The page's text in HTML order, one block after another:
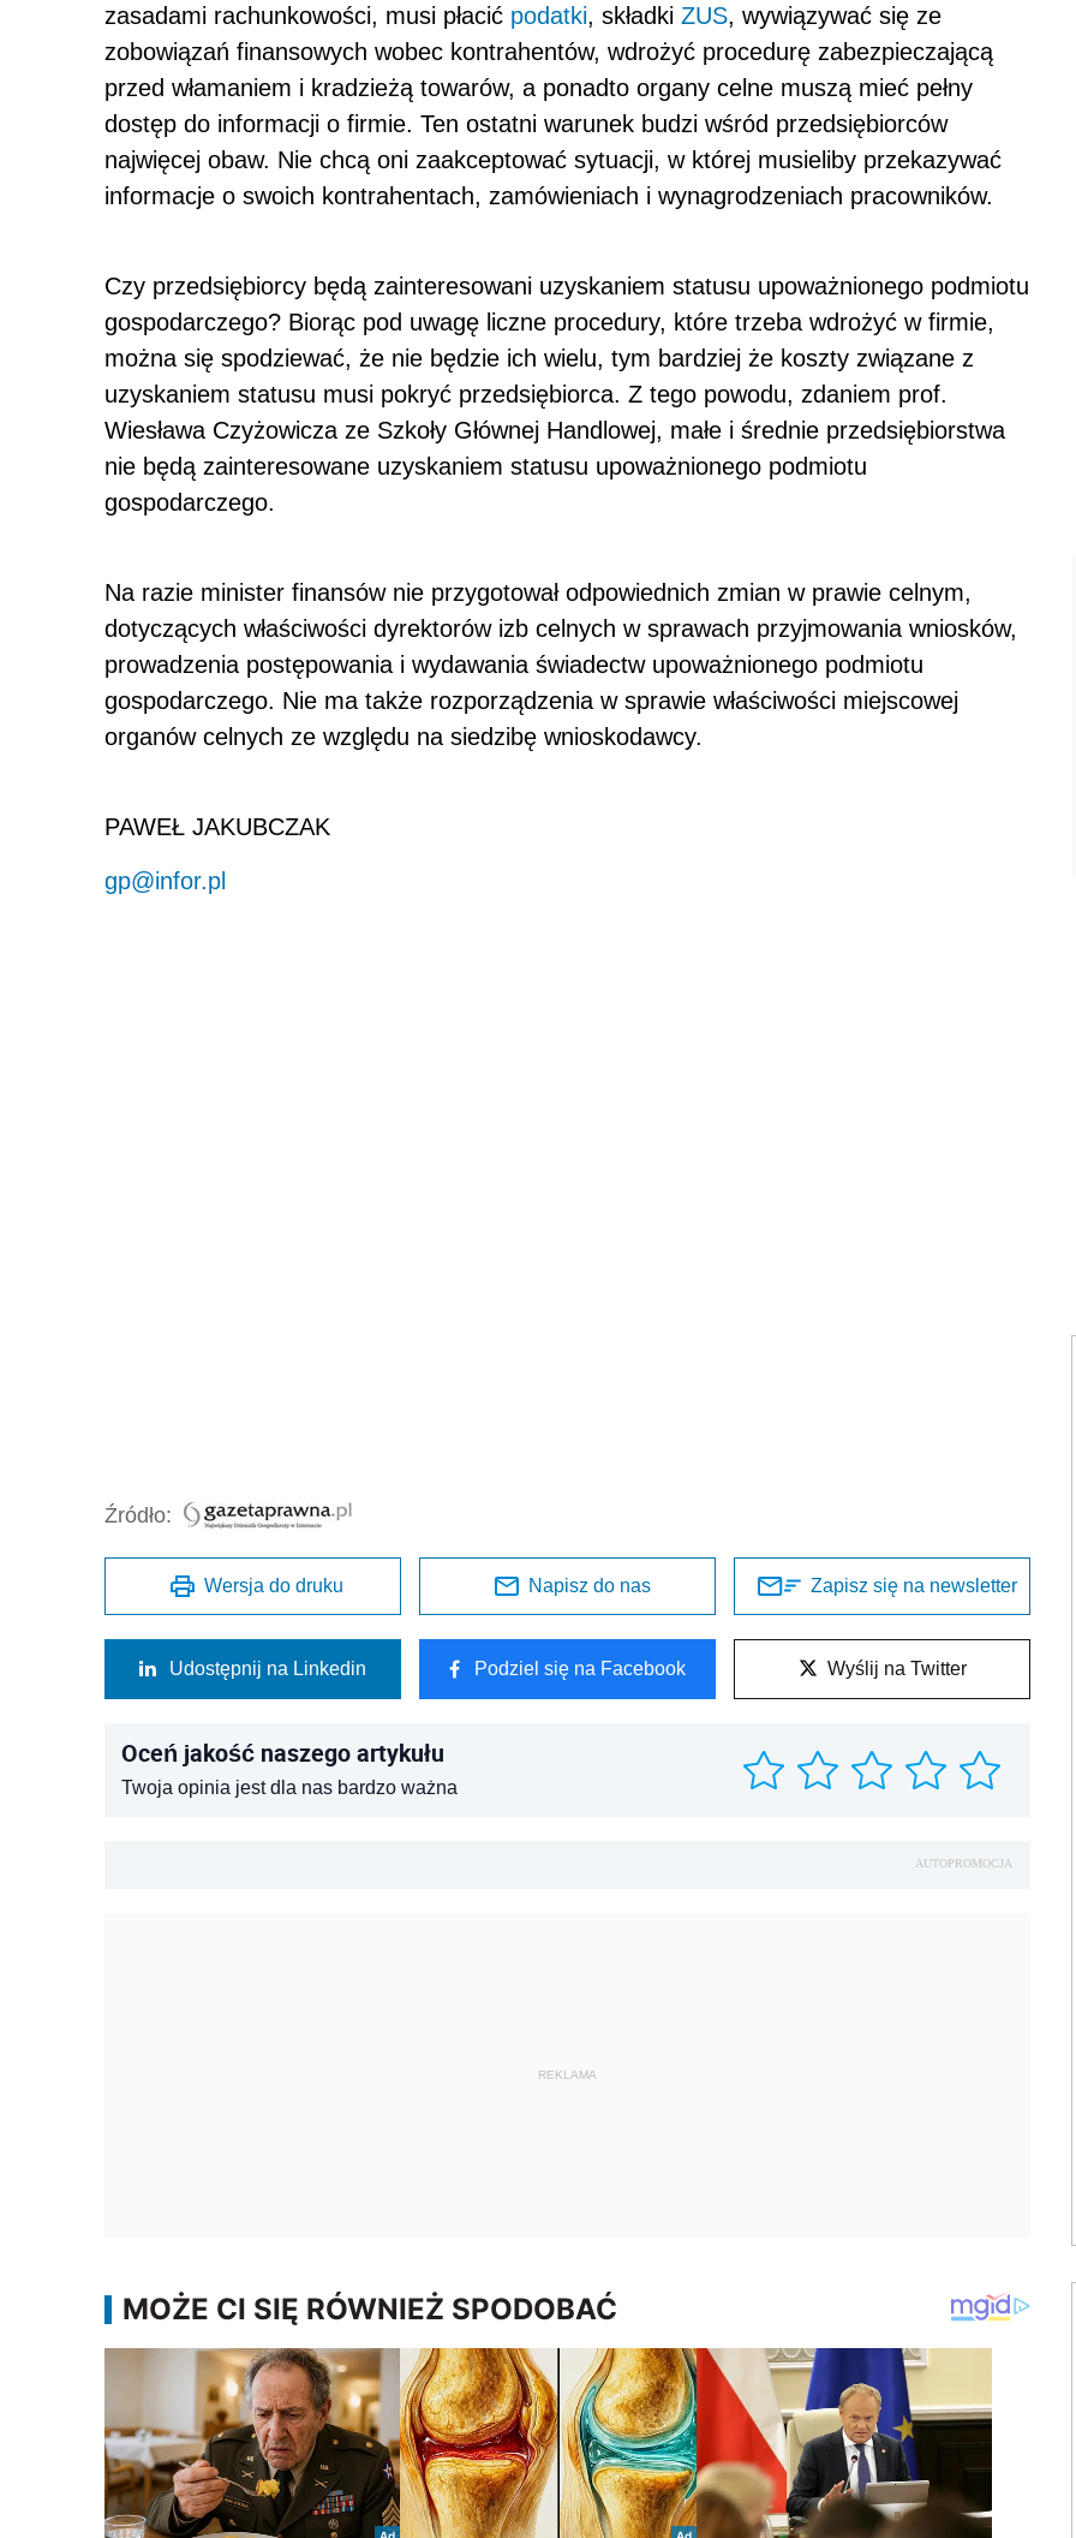
zasadami rachunkowości, musi płacić podatki, składki ZUS, wywiązywać się ze
zobowiązań finansowych wobec kontrahentów, wdrożyć procedurę zabezpieczającą
przed włamaniem i kradzieżą towarów, a ponadto organy celne muszą mieć pełny
dostęp do informacji o firmie. Ten ostatni warunek budzi wśród przedsiębiorców
najwięcej obaw. Nie chcą oni zaakceptować sytuacji, w której musieliby przekazywać
informacje o swoich kontrahentach, zamówieniach i wynagrodzeniach pracowników.
Czy przedsiębiorcy będą zainteresowani uzyskaniem statusu upoważnionego podmiotu
gospodarczego? Biorąc pod uwagę liczne procedury, które trzeba wdrożyć w firmie,
można się spodziewać, że nie będzie ich wielu, tym bardziej że koszty związane z
uzyskaniem statusu musi pokryć przedsiębiorca. Z tego powodu, zdaniem prof.
Wiesława Czyżowicza ze Szkoły Głównej Handlowej, małe i średnie przedsiębiorstwa
nie będą zainteresowane uzyskaniem statusu upoważnionego podmiotu
gospodarczego.
Na razie minister finansów nie przygotował odpowiednich zmian w prawie celnym,
dotyczących właściwości dyrektorów izb celnych w sprawach przyjmowania wniosków,
prowadzenia postępowania i wydawania świadectw upoważnionego podmiotu
gospodarczego. Nie ma także rozporządzenia w sprawie właściwości miejscowej
organów celnych ze względu na siedzibę wnioskodawcy.
PAWEŁ JAKUBCZAK
gp@infor.pl
Źródło:
Wersja do druku Napisz do nas Zapisz się na newsletter
Udostępnij na Linkedin Podziel się na Facebook Wyślij na Twitter
Oceń jakość naszego artykułu
Twoja opinia jest dla nas bardzo ważna
AUTOPROMOCJA
REKLAMA